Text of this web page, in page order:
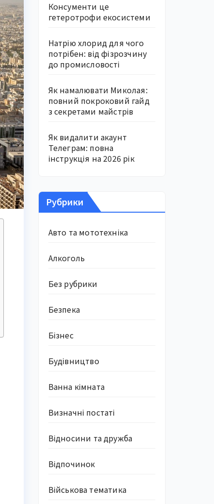
Консументи це
гетеротрофи екосистеми
Натрію хлорид для чого
потрібен: від фізрозчину
до промисловості
Як намалювати Миколая:
повний покроковий гайд
з секретами майстрів
Як видалити акаунт
Телеграм: повна
інструкція на 2026 рік
Рубрики
Авто та мототехніка
Алкоголь
Без рубрики
Безпека
Бізнес
Будівництво
Ванна кімната
Визначні постаті
Відносини та дружба
Відпочинок
Військова тематика